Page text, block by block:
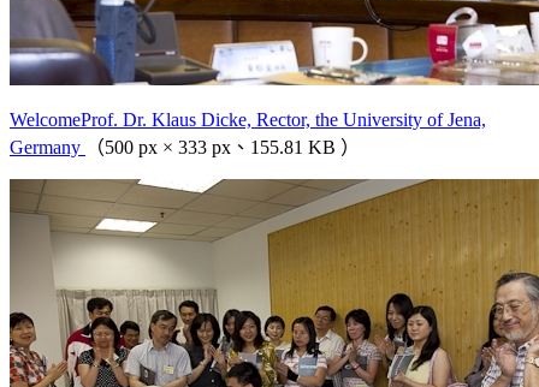
WelcomeProf. Dr. Klaus Dicke, Rector, the University of Jena,
Germany
（500 px × 333 px、155.81 KB ）